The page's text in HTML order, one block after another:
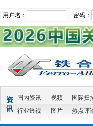
用户名： 密码：
资
讯
国内资讯 视频 国际扫
行业透视
图片 热点评